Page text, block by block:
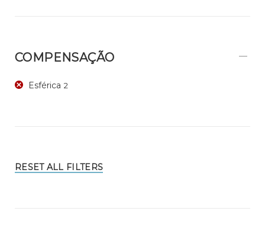
COMPENSAÇÃO
Esférica 2
RESET ALL FILTERS